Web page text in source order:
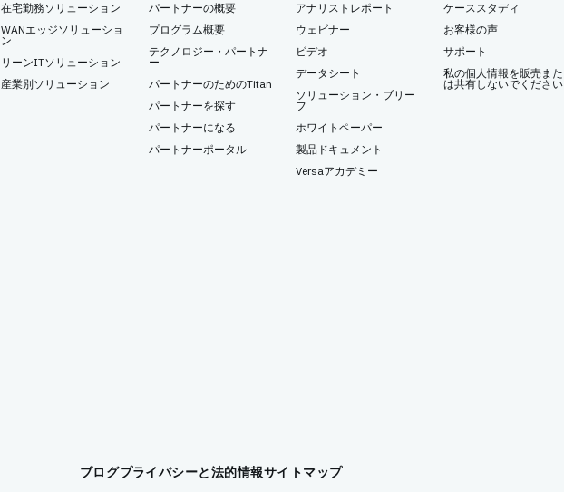
在宅勤務ソリューション
WANエッジソリューショ
ン
リーンITソリューション
産業別ソリューション
パートナーの概要
プログラム概要
テクノロジー・パートナ
ー
パートナーのためのTitan
パートナーを探す
パートナーになる
パートナーポータル
アナリストレポート
ウェビナー
ビデオ
データシート
ソリューション・ブリー
フ
ホワイトペーパー
製品ドキュメント
Versaアカデミー
ケーススタディ
お客様の声
サポート
私の個人情報を販売また
は共有しないでください
ブログプライバシーと法的情報サイトマップ